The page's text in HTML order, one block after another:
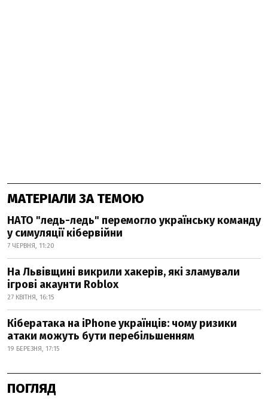
МАТЕРІАЛИ ЗА ТЕМОЮ
НАТО "ледь-ледь" перемогло українську команду
у симуляції кібервійни
7 ЧЕРВНЯ, 11:20
На Львівщині викрили хакерів, які зламували
ігрові акаунти Roblox
27 КВІТНЯ, 16:15
Кібератака на iPhone українців: чому ризики
атаки можуть бути перебільшенням
19 БЕРЕЗНЯ, 17:15
ПОГЛЯД